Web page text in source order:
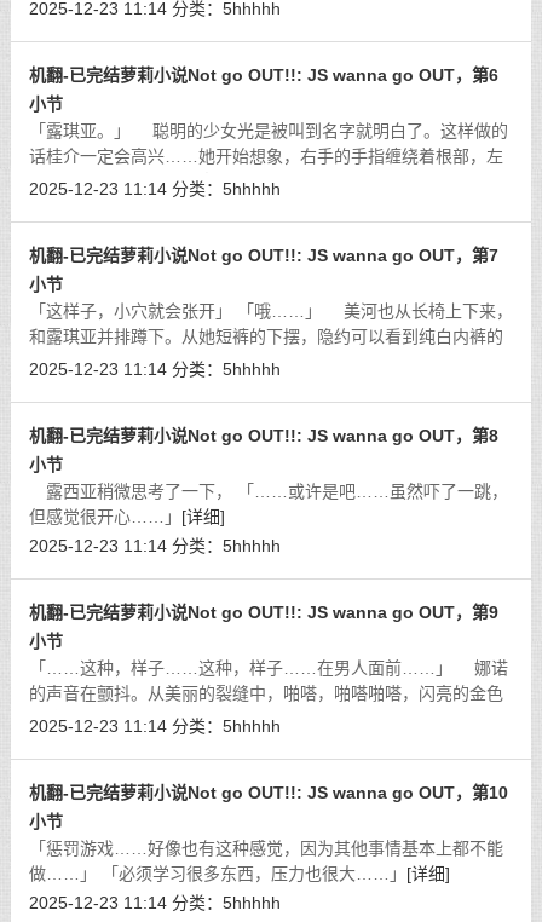
2025-12-23 11:14 分类： 5hhhhh
机翻-已完结萝莉小说Not go OUT!!: JS wanna go OUT，第6
小节
「露琪亚。」 聪明的少女光是被叫到名字就明白了。这样做的
话桂介一定会高兴……她开始想象，右手的手指缠绕着根部，左
手用柔软的手掌包住阴囊。在嘴里含着的肉棒上舌头灵活地动
2025-12-23 11:14 分类： 5hhhhh
机翻-已完结萝莉小说Not go OUT!!: JS wanna go OUT，第7
小节
「这样子，小穴就会张开」 「哦……」 美河也从长椅上下来，
和露琪亚并排蹲下。从她短裤的下摆，隐约可以看到纯白内裤的
裆部。[详细]
2025-12-23 11:14 分类： 5hhhhh
机翻-已完结萝莉小说Not go OUT!!: JS wanna go OUT，第8
小节
露西亚稍微思考了一下， 「……或许是吧……虽然吓了一跳，
但感觉很开心……」 [详细]
2025-12-23 11:14 分类： 5hhhhh
机翻-已完结萝莉小说Not go OUT!!: JS wanna go OUT，第9
小节
「……这种，样子……这种，样子……在男人面前……」 娜诺
的声音在颤抖。从美丽的裂缝中，啪嗒，啪嗒啪嗒，闪亮的金色
水滴滴落。她是否意识到自己的身体已经开始放尿了呢。
2025-12-23 11:14 分类： 5hhhhh
机翻-已完结萝莉小说Not go OUT!!: JS wanna go OUT，第10
小节
「惩罚游戏……好像也有这种感觉，因为其他事情基本上都不能
做……」 「必须学习很多东西，压力也很大……」 [详细]
2025-12-23 11:14 分类： 5hhhhh